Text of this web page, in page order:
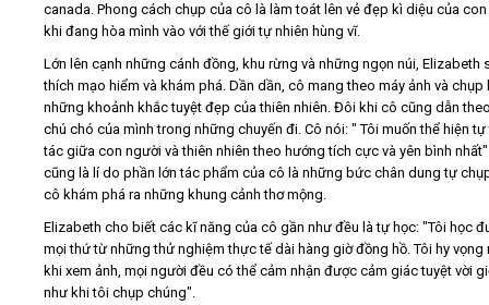
Liên hệ - Đăng ký
Tìm kiếm
canada. Phong cách chụp của cô là làm toát lên vẻ đẹp kì diệu của
khi đang hòa mình vào với thế giới tự nhiên hùng vĩ.
Lớn lên cạnh những cánh đồng, khu rừng và những ngọn núi, Elizabeth
thích mạo hiểm và khám phá. Dần dần, cô mang theo máy ảnh và chụp
những khoảnh khắc tuyệt đẹp của thiên nhiên. Đôi khi cô cũng dẫn
chú chó của mình trong những chuyến đi. Cô nói: " Tôi muốn thể hiện
tác giữa con người và thiên nhiên theo hướng tích cực và yên bình
cũng là lí do phần lớn tác phẩm của cô là những bức chân dung tự
cô khám phá ra những khung cảnh thơ mộng.
Elizabeth cho biết các kĩ năng của cô gần như đều là tự học: "Tôi học
mọi thứ từ những thử nghiệm thực tế dài hàng giờ đồng hồ. Tôi hy vọng
khi xem ảnh, mọi người đều có thể cảm nhận được cảm giác tuyệt vời
như khi tôi chụp chúng".